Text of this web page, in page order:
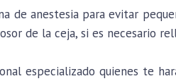
de anestesia para evitar
de la ceja, si es necesario
especializado quienes te